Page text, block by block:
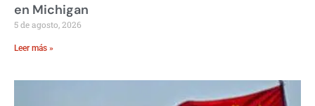
en Michigan
5 de agosto, 2026
Leer más »